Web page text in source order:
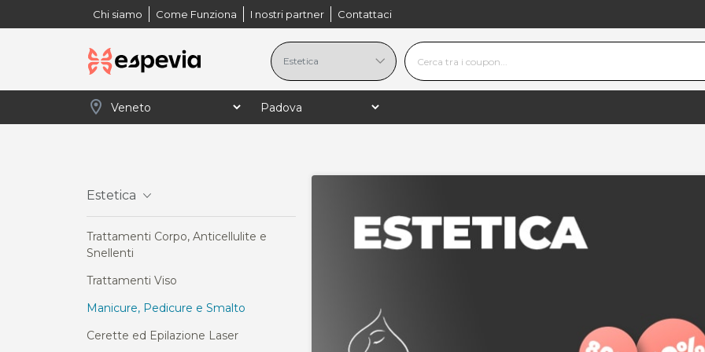
Chi siamo Come Funziona I nostri partner Contattaci
location_on
Estetica
Trattamenti Corpo, Anticellulite e
Snellenti
Trattamenti Viso
Manicure, Pedicure e Smalto
Cerette ed Epilazione Laser